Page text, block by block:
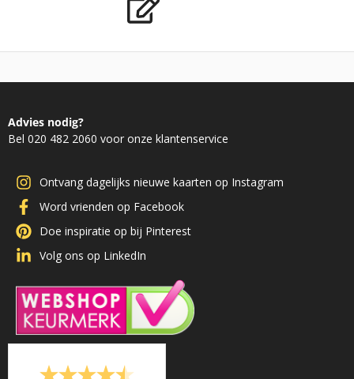
Advies nodig?
Bel 020 482 2060 voor onze klantenservice
Ontvang dagelijks nieuwe kaarten op Instagram
Word vrienden op Facebook
Doe inspiratie op bij Pinterest
Volg ons op LinkedIn